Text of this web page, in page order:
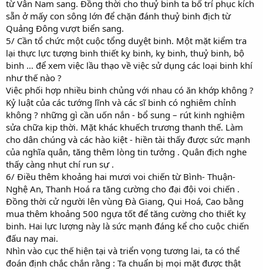
từ Vân Nam sang. Đồng thời cho thuỷ binh ta bố trí phục kích
sẵn ở mấy con sông lớn để chặn đánh thuỷ binh địch từ
Quảng Đông vượt biển sang.
5/ Cần tổ chức một cuộc tổng duỵệt binh. Một mặt kiểm tra
lại thực lực tượng binh thiết kỵ binh, kỵ binh, thuỷ binh, bộ
binh … để xem việc lầu thạo về việc sử dụng các loại binh khí
như thế nào ?
Việc phối hợp nhiều binh chủng với nhau có ăn khớp không ?
Kỷ luật của các tướng lĩnh và các sĩ binh có nghiêm chỉnh
không ? những gì cần uốn nắn - bổ sung – rút kinh nghiệm
sửa chữa kịp thời. Mặt khác khuếch trương thanh thế. Làm
cho dân chúng và các hào kiệt - hiền tài thấy được sức mạnh
của nghĩa quân, tăng thêm lòng tin tưởng . Quân địch nghe
thấy càng nhụt chí run sự .
6/ Điều thêm khoảng hai mươi voi chiến từ Bình- Thuận-
Nghệ An, Thanh Hoá ra tăng cường cho đại đội voi chiến .
Đồng thời cử người lên vùng Đà Giang, Qui Hoá, Cao bằng
mua thêm khoảng 500 ngựa tốt để tăng cường cho thiết kỵ
binh. Hai lực lượng này là sức mạnh đáng kể cho cuộc chiến
đấu nay mai.
Nhìn vào cục thế hiện tại và triển vọng tương lai, ta có thể
đoán định chắc chắn rằng : Ta chuẩn bị mọi mặt được thật